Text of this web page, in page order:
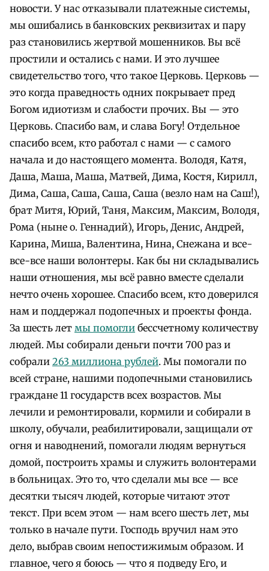
новости. У нас отказывали платежные системы,
мы ошибались в банковских реквизитах и пару
раз становились жертвой мошенников. Вы всё
простили и остались с нами. И это лучшее
свидетельство того, что такое Церковь. Церковь —
это когда праведность одних покрывает пред
Богом идиотизм и слабости прочих. Вы — это
Церковь. Спасибо вам, и слава Богу! Отдельное
спасибо всем, кто работал с нами — с самого
начала и до настоящего момента. Володя, Катя,
Даша, Маша, Маша, Матвей, Дима, Костя, Кирилл,
Дима, Саша, Саша, Саша, Саша (везло нам на Саш!),
брат Митя, Юрий, Таня, Максим, Максим, Володя,
Рома (ныне о. Геннадий), Игорь, Денис, Андрей,
Карина, Миша, Валентина, Нина, Снежана и все-
все-все наши волонтеры. Как бы ни складывались
наши отношения, мы всё равно вместе сделали
нечто очень хорошее. Спасибо всем, кто доверился
нам и поддержал подопечных и проекты фонда.
За шесть лет мы помогли бессчетному количеству
людей. Мы собирали деньги почти 700 раз и
собрали 263 миллиона рублей. Мы помогали по
всей стране, нашими подопечными становились
граждане 11 государств всех возрастов. Мы
лечили и ремонтировали, кормили и собирали в
школу, обучали, реабилитировали, защищали от
огня и наводнений, помогали людям вернуться
домой, построить храмы и служить волонтерами
в больницах. Это то, что сделали мы все — все
десятки тысяч людей, которые читают этот
текст. При всем этом — нам всего шесть лет, мы
только в начале пути. Господь вручил нам это
дело, выбрав своим непостижимым образом. И
главное, чего я боюсь — что я подведу Его, и